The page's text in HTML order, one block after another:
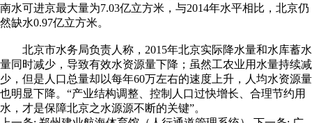
南水可进京最大量为7.03亿立方米，与2014年水平相比，北京仍
然缺水0.97亿立方米。
北京市水务局负责人称，2015年北京实际降水量和水库蓄水
量同时减少，导致有效水资源量下降；虽然工农业用水量持续减
少，但是人口总量却以每年60万左右的速度上升，人均水资源量
也明显下降。“产业结构调整、控制人口过快增长、合理节约用
水，才是保障北京之水源源不断的关键”。